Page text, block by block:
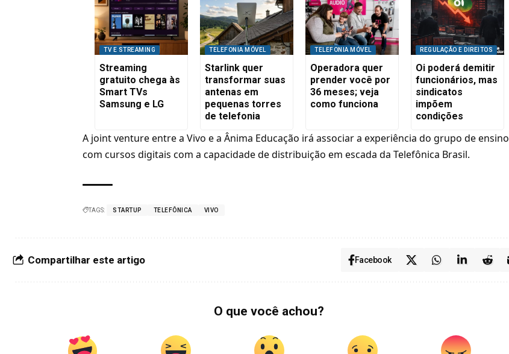
TV E STREAMING
Streaming
gratuito chega às
Smart TVs
Samsung e LG
TELEFONIA MÓVEL
Starlink quer
transformar suas
antenas em
pequenas torres
de telefonia
TELEFONIA MÓVEL
Operadora quer
prender você por
36 meses; veja
como funciona
REGULAÇÃO E DIREITOS
Oi poderá demitir
funcionários, mas
sindicatos
impõem
condições
A joint venture entre a Vivo e a Ânima Educação irá associar a experiência do grupo de ensino
com cursos digitais com a capacidade de distribuição em escada daTelefônica Brasil.
TAGS: STARTUP TELEFÔNICA VIVO
Compartilhar este artigo Facebook
O que você achou?